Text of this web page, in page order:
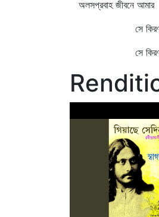
অলসপ্রবাহ জীবনে
সে কিরণ কভু
সে কিরণ কভু